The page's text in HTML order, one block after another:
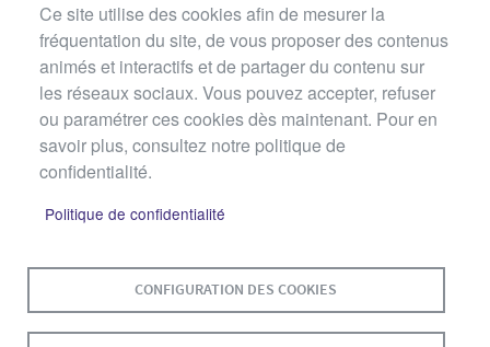
Ce site utilise des cookies afin de mesurer la
fréquentation du site, de vous proposer des contenus
animés et interactifs et de partager du contenu sur
les réseaux sociaux. Vous pouvez accepter, refuser
ou paramétrer ces cookies dès maintenant. Pour en
savoir plus, consultez notre politique de
confidentialité.
Politique de confidentialité
CONFIGURATION DES COOKIES
MENU
PLAN DU SITE CONTACT MENTIONS LÉGALES
DONNÉES PERSONNELLES